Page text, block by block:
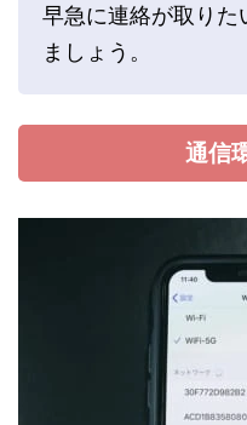
早急に連絡が取りた
ましょう。
通信